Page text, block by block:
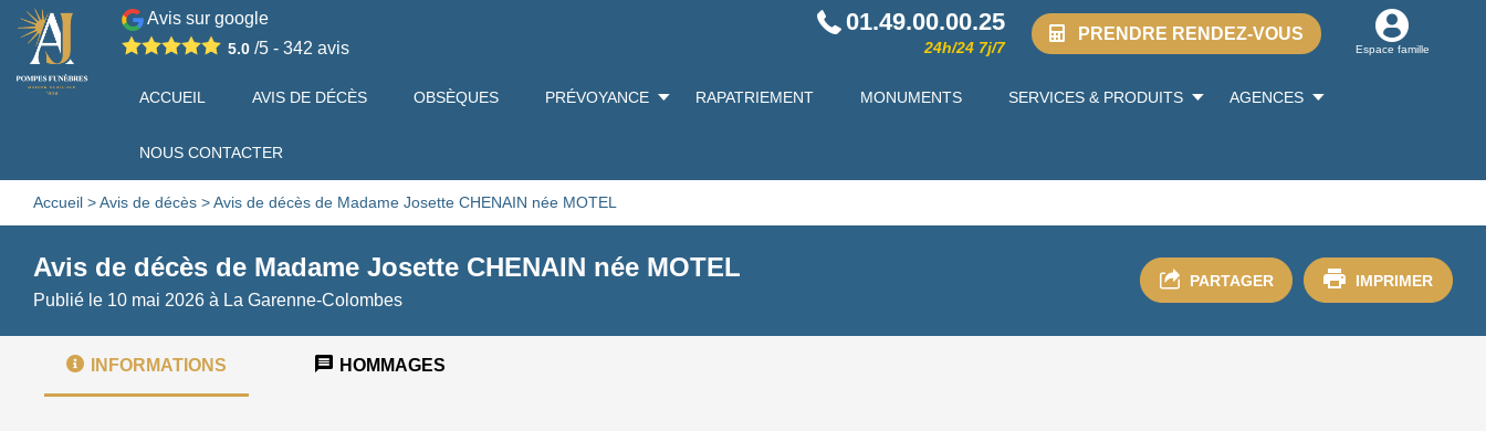
Avis sur google
5.0 /5 - 342 avis
01.49.00.00.25
24h/24 7j/7
PRENDRE RENDEZ-VOUS
Espace famille
ACCUEIL AVIS DE DÉCÈS OBSÈQUES PRÉVOYANCE RAPATRIEMENT MONUMENTS SERVICES & PRODUITS AGENCES
NOUS CONTACTER
Accueil >Avis de décès >Avis de décès de Madame Josette CHENAIN née MOTEL
Avis de décès de Madame Josette CHENAIN née MOTEL
Publié le 10 mai 2026 à La Garenne-Colombes
PARTAGER IMPRIMER
INFORMATIONS HOMMAGES